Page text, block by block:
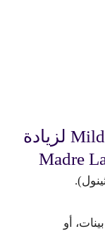
مواصفات شامبو Mild By Nature لزيادة
أو